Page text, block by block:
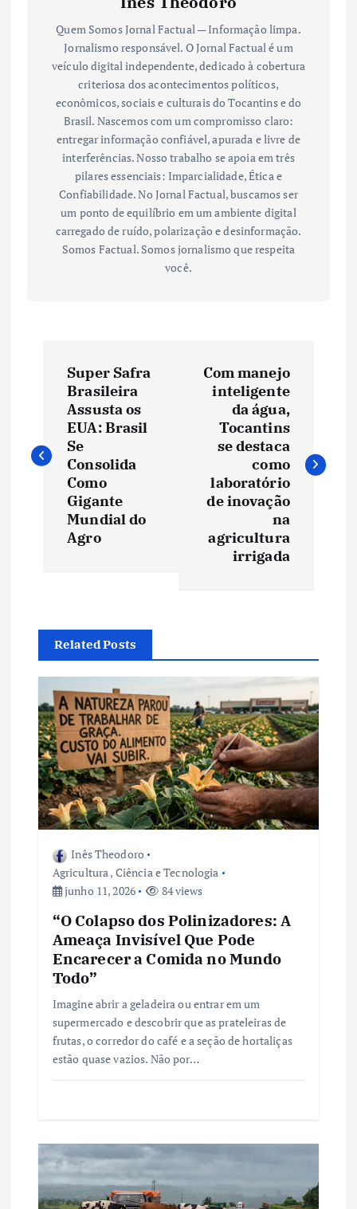
Quem Somos Jornal Factual — Informação limpa.
Jornalismo responsável. O Jornal Factual é um
veículo digital independente, dedicado à cobertura
criteriosa dos acontecimentos políticos,
econômicos, sociais e culturais do Tocantins e do
Brasil. Nascemos com um compromisso claro:
entregar informação confiável, apurada e livre de
interferências. Nosso trabalho se apoia em três
pilares essenciais: Imparcialidade, Ética e
Confiabilidade. No Jornal Factual, buscamos ser
um ponto de equilíbrio em um ambiente digital
carregado de ruído, polarização e desinformação.
Somos Factual. Somos jornalismo que respeita
você.
v
e
ã
o
d
e
P
o
Super Safra
Brasileira
Assusta os
EUA: Brasil
Se
Consolida
Como
Gigante
Mundial do
Agro
Com manejo
inteligente
da água,
Tocantins
se destaca
como
laboratório
de inovação
na
agricultura
irrigada
Related Posts
Inês Theodoro
Agricultura, Ciência e Tecnologia
junho 11, 2026
84 views
“O Colapso dos Polinizadores: A
Ameaça Invisível Que Pode
Encarecer a Comida no Mundo
Todo”
Imagine abrir a geladeira ou entrar em um
supermercado e descobrir que as prateleiras de
frutas, o corredor do café e a seção de hortaliças
estão quase vazios. Não por…